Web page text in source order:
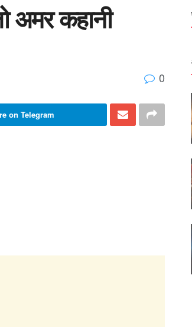
अमर कहानी
0
on Telegram